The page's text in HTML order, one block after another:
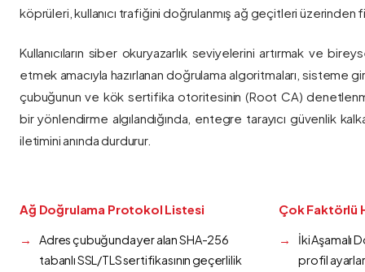
köprüleri, kullanıcı trafiğini doğrulanmış ağ geçitleri üzerinden
Kullanıcıların siber okuryazarlık seviyelerini artırmak ve
etmek amacıyla hazırlanan doğrulama algoritmaları, sisteme
çubuğunun ve kök sertifika otoritesinin (Root CA)
bir yönlendirme algılandığında, entegre tarayıcı güvenlik
iletimini anında durdurur.
Ağ Doğrulama Protokol Listesi
Adres çubuğunda yer alan SHA-256
tabanlı SSL/TLS sertifikasının geçerlilik
Çok Faktörlü
İki Aşamalı
profil